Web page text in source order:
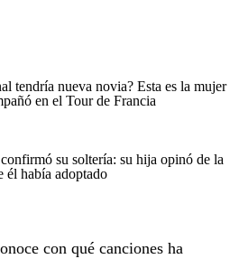
tendría nueva novia? Esta es la mujer
en el Tour de Francia
su soltería: su hija opinó de la
él había adoptado
con qué canciones ha